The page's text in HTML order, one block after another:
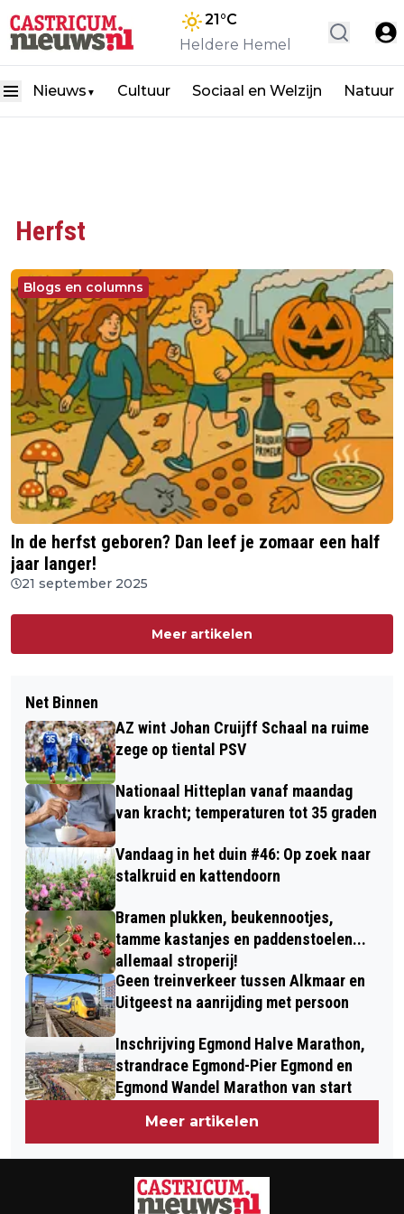
21°C
Heldere Hemel
Nieuws ▼ Cultuur Sociaal en Welzijn Natuur
Herfst
Blogs en columns
In de herfst geboren? Dan leef je zomaar een half
jaar langer!
21 september 2025
Meer artikelen
Net Binnen
AZ wint Johan Cruijff Schaal na ruime
zege op tiental PSV
Nationaal Hitteplan vanaf maandag
van kracht; temperaturen tot 35 graden
Vandaag in het duin #46: Op zoek naar
stalkruid en kattendoorn
Bramen plukken, beukennootjes,
tamme kastanjes en paddenstoelen...
allemaal stroperij!
Geen treinverkeer tussen Alkmaar en
Uitgeest na aanrijding met persoon
Inschrijving Egmond Halve Marathon,
strandrace Egmond-Pier Egmond en
Egmond Wandel Marathon van start
Meer artikelen